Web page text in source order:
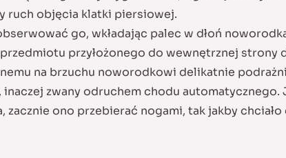
ruch objęcia klatki piersiowej.
go, wkładając palec w dłoń
przyłożonego do wewnętrznej strony
na brzuchu noworodkowi delikatnie
, inaczej zwany odruchem chodu
zacznie ono przebierać nogami, tak jakby